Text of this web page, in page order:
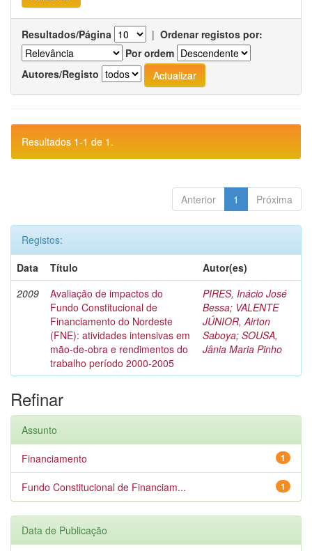
Resultados/Página | Ordenar registos por:
Por ordem
Autores/Registo
Resultados 1-1 de 1.
Anterior 1 Próxima
Registos:
Data
Título
Autor(es)
2009
Avaliação de impactos do
Fundo Constitucional de
Financiamento do Nordeste
(FNE): atividades intensivas em
mão-de-obra e rendimentos do
trabalho período 2000-2005
PIRES, Inácio José
Bessa; VALENTE
JÚNIOR, Airton
Saboya; SOUSA,
Jânia Maria Pinho
Refinar
Assunto
1
Financiamento
1
Fundo Constitucional de Financiam...
Data de Publicação